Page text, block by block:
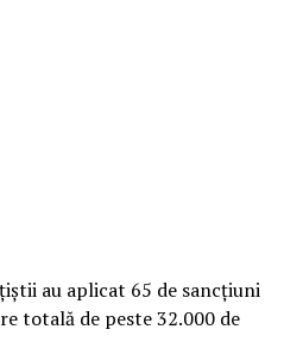
au aplicat 65 de sancțiuni
totală de peste 32.000 de